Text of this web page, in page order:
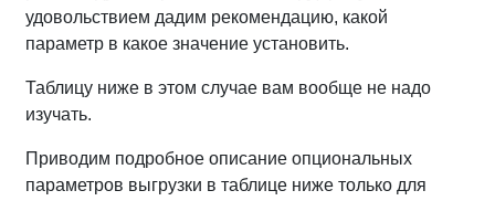
удовольствием дадим рекомендацию, какой
параметр в какое значение установить.
Таблицу ниже в этом случае вам вообще не надо
изучать.
Приводим подробное описание опциональных
параметров выгрузки в таблице ниже только для